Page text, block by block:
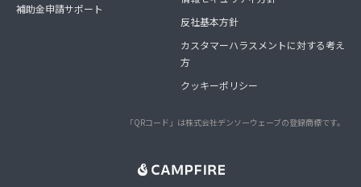
補助金申請サポート
反社基本方針
カスタマーハラスメントに対する考え
方
クッキーポリシー
「QRコード」は株式会社デンソーウェーブの登録商標です。